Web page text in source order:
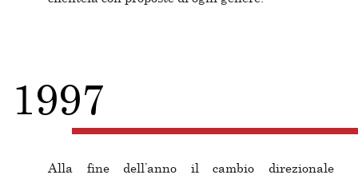
1997
Alla fine dell’anno il cambio direzionale